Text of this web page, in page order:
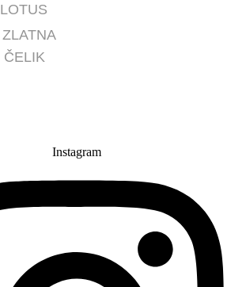
LOTUS
ZLATNA
ČELIK
Instagram